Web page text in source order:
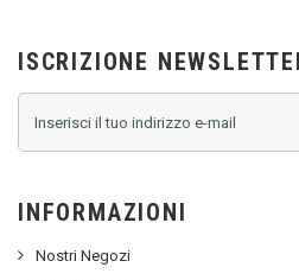
ISCRIZIONE
INFORMAZIONI
Nostri Negozi